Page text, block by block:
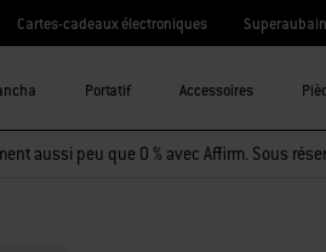
Cartes-cadeaux électroniques
Portatif Accessoires
aussi peu que 0 % avec Affirm. Sous